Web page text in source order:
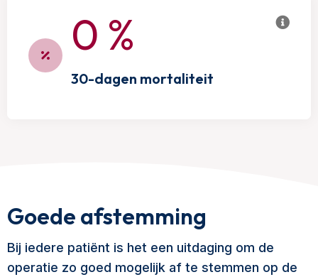
0 %
30-dagen mortaliteit
Goede afstemming
Bij iedere patiënt is het een uitdaging om de
operatie zo goed mogelijk af te stemmen op de